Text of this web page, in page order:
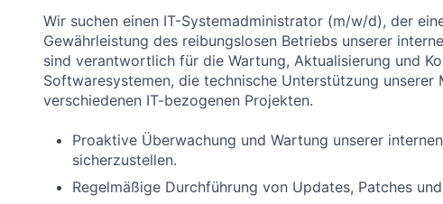
Wir suchen einen IT-Systemadministrator (m/w/d), der
Gewährleistung des reibungslosen Betriebs unserer
sind verantwortlich für die Wartung, Aktualisierung und
Softwaresystemen, die technische Unterstützung unserer
verschiedenen IT-bezogenen Projekten.
Proaktive Überwachung und Wartung unserer
sicherzustellen.
Regelmäßige Durchführung von Updates, Patches